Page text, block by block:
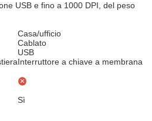
USB e fino a 1000 DPI, del peso
Casa/ufficio
Cablato
USB
Interruttore a chiave a membrana
Sì